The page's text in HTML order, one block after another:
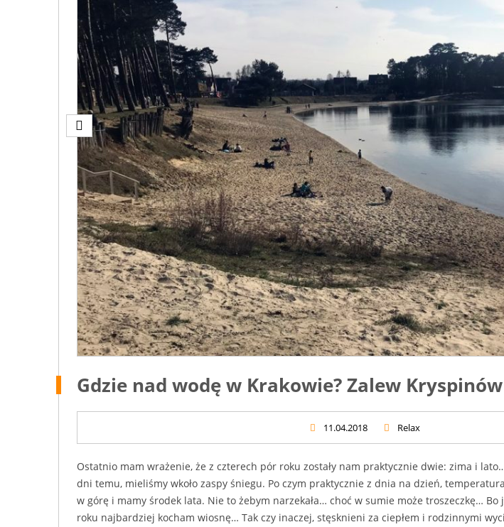
Gdzie nad wodę w Krakowie? Zalew Kryspinów
11.04.2018 Relax
Ostatnio mam wrażenie, że z czterech pór roku zostały nam praktycznie dwie: zima i
dni temu, mieliśmy wkoło zaspy śniegu. Po czym praktycznie z dnia na dzień,
w górę i mamy środek lata. Nie to żebym narzekała… choć w sumie może troszeczkę…
roku najbardziej kocham wiosnę… Tak czy inaczej, stęsknieni za ciepłem i rodzinnymi